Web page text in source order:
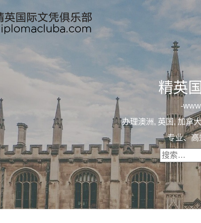
精英国际文凭俱乐部
www.diplomacluba.com
, 英国, 加拿大, 美国, 香港驾驶证，驾照，驾驶执照
专业、高效、诚信、100%满意度